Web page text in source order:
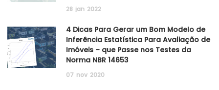
28 jan 2022
4 Dicas Para Gerar um Bom Modelo de
Inferência Estatística Para Avaliação de
Imóveis – que Passe nos Testes da
Norma NBR 14653
07 nov 2020